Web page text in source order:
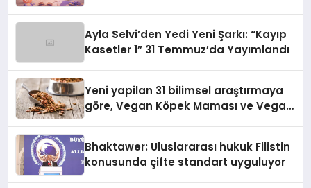
Ayla Selvi’den Yedi Yeni Şarkı: “Kayıp
Kasetler 1” 31 Temmuz’da Yayımlandı
Yeni yapilan 31 bilimsel araştırmaya
göre, Vegan Köpek Maması ve Vegan
Bhaktawer: Uluslararası hukuk Filistin
konusunda çifte standart uyguluyor